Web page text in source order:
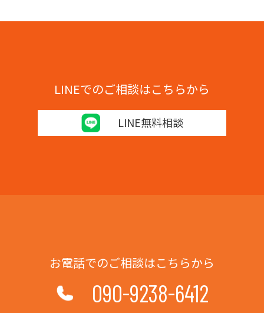
LINEでのご相談はこちらから
LINE無料相談
お電話でのご相談はこちらから
090-9238-6412